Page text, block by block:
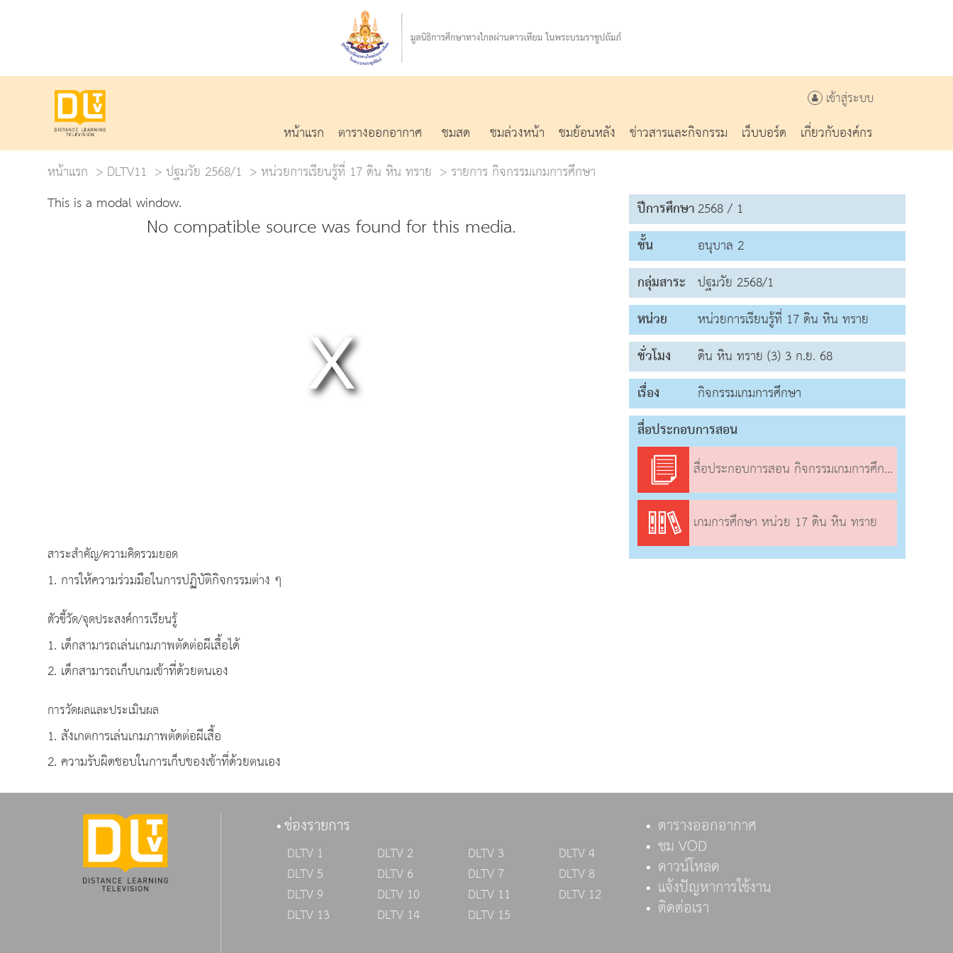
เข้าสู่ระบบ
หน้าแรก ตารางออกอากาศ ชมสด ชมล่วงหน้า ชมย้อนหลัง ข่าวสารและกิจกรรม เว็บบอร์ด
เกี่ยวกับองค์กร
หน้าแรก
DLTV11 ปฐมวัย 2568/1 หน่วยการเรียนรู้ที่ 17 ดิน หิน ทราย
รายการ กิจกรรมเกมการศึกษา
This is a modal window.
No compatible source was found for this media.
สาระสำคัญ/ความคิดรวมยอด
1. การให้ความร่วมมือในการปฏิบัติกิจกรรมต่าง ๆ
ตัวชี้วัด/จุดประสงค์การเรียนรู้
1. เด็กสามารถเล่นเกมภาพตัดต่อผีเสื้อได้
2. เด็กสามารถเก็บเกมเข้าที่ด้วยตนเอง
การวัดผลและประเมินผล
1. สังเกตการเล่นเกมภาพตัดต่อผีเสื้อ
2. ความรับผิดชอบในการเก็บของเข้าที่ด้วยตนเอง
ปีการศึกษา2568 / 1
ชั้น
อนุบาล 2
กลุ่มสาระ ปฐมวัย 2568/1
หน่วย
หน่วยการเรียนรู้ที่ 17 ดิน หิน ทราย
ชั่วโมง
ดิน หิน ทราย (3) 3 ก.ย. 68
เรื่อง
กิจกรรมเกมการศึกษา
สื่อประกอบการสอน
สื่อประกอบการสอน กิจกรรมเกมการศึกษา
เกมการศึกษา หน่วย 17 ดิน หิน ทราย
ช่องรายการ
DLTV 1 DLTV 2 DLTV 3
DLTV 4
DLTV 5
DLTV 6 DLTV 7
DLTV 8
DLTV 9
DLTV 10 DLTV 11
DLTV 12
DLTV 13
DLTV 14 DLTV 15
ตารางออกอากาศ
ชม VOD
ดาวน์โหลด
แจ้งปัญหาการใช้งาน
ติดต่อเรา